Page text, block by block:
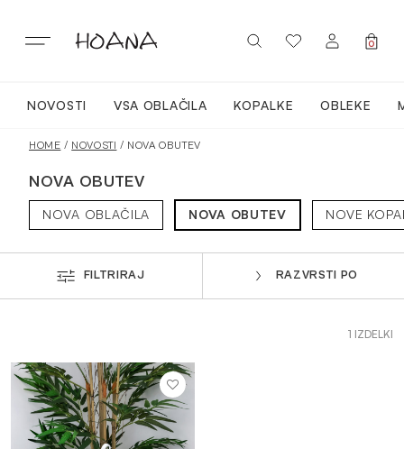
content
PRIJAVA / REGISTRACIJA
0
NOVOSTI VSA OBLAČILA KOPALKE OBLEKE
OBLEKE
ACTIVEWEAR
MAJICE & TOPI
HOME / NOVOSTI / NOVA OBUTEV
NOVA OBUTEV
NOVA OBLAČILA NOVA OBUTEV NOVE
FILTRIRAJ RAZVRSTI PO
1 IZDELKI